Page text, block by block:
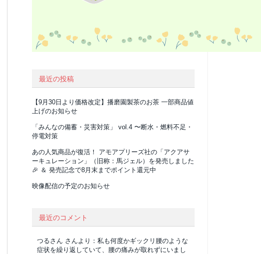
最近の投稿
【9月30日より価格改定】播磨園製茶のお茶 一部商品値
上げのお知らせ
「みんなの備蓄・災害対策」 vol.4 〜断水・燃料不足・
停電対策
あの人気商品が復活！ アモアプリーズ社の「アクアサ
ーキュレーション」（旧称：馬ジェル）を発売しました
🎉 ＆ 発売記念で8月末までポイント還元中
映像配信の予定のお知らせ
最近のコメント
つるさん さんより： 私も何度かギックリ腰のような
症状を繰り返していて、腰の痛みが取れずにいまし